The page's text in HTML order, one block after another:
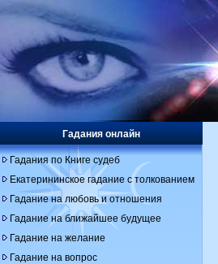
Гадания онлайн
Гадания по Книге судеб
Екатерининское гадание с толкованием
Гадание на любовь и отношения
Гадание на ближайшее будущее
Гадание на желание
Гадание на вопрос